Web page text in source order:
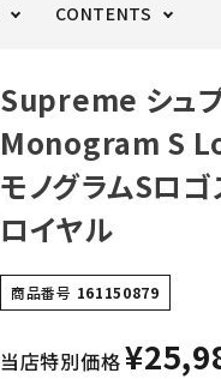
CONTENTS
Supreme シュ
Monogram S
モノグラムSロ
ロイヤル
商品番号 161150879
当店特別価格¥